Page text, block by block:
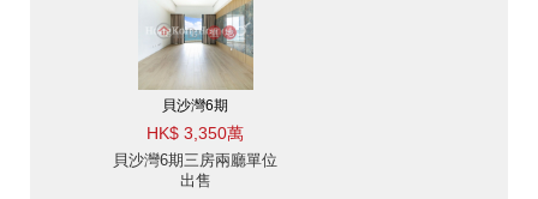
貝沙灣6期
HK$ 3,350萬
貝沙灣6期三房兩廳單位
出售